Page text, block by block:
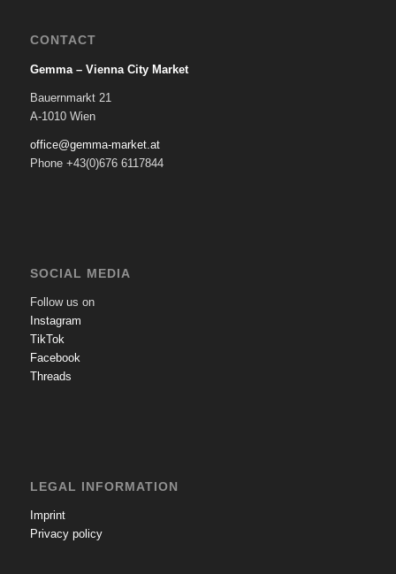
CONTACT
Gemma – Vienna City Market
Bauernmarkt 21
A-1010 Wien
office@gemma-market.at
Phone +43(0)676 6117844
SOCIAL MEDIA
Follow us on
Instagram
TikTok
Facebook
Threads
LEGAL INFORMATION
Imprint
Privacy policy